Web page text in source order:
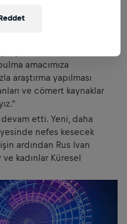
amacımıza
araştırma yapılması
ve cömert kaynaklar
etti. Yeni, daha
nefes kesecek
ardından Rus Ivan
kadınlar Küresel